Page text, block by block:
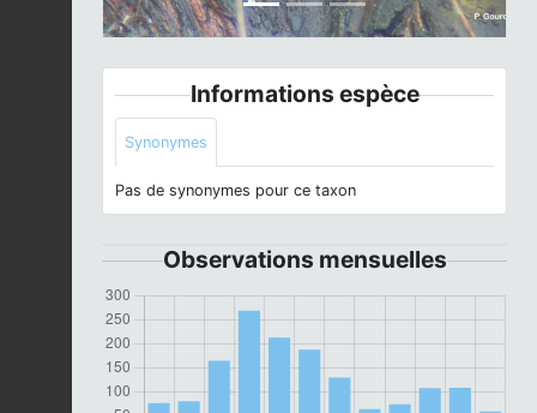
Informations espèce
Synonymes
Pas de synonymes pour ce taxon
Observations mensuelles